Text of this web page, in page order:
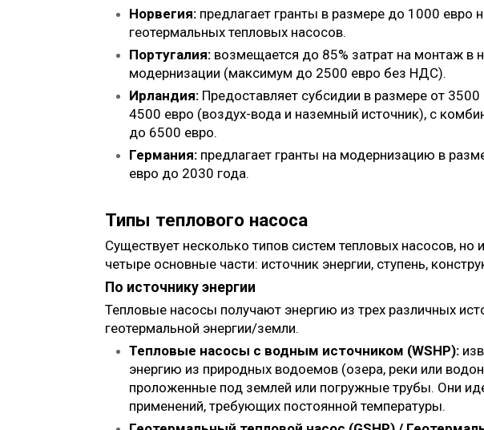
Норвегия: предлагает гранты в размере до 1000 евро
геотермальных тепловых насосов.
Португалия: возмещается до 85% затрат на монтаж в
модернизации (максимум до 2500 евро без НДС).
Ирландия: Предоставляет субсидии в размере от
4500 евро (воздух-вода и наземный источник), с
до 6500 евро.
Германия: предлагает гранты на модернизацию в
евро до 2030 года.
Типы теплового насоса
Существует несколько типов систем тепловых насосов, но
четыре основные части: источник энергии, ступень,
По источнику энергии
Тепловые насосы получают энергию из трех различных
геотермальной энергии/земли.
Тепловые насосы с водным источником (WSHP):
энергию из природных водоемов (озера, реки или
проложенные под землей или погружные трубы. Они
применений, требующих постоянной температуры.